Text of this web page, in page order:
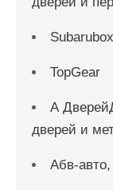
TopGear
А
дверей и
Абв-авто,